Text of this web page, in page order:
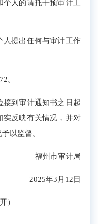
人的请托干预审计工
提出任何与审计工作
。
到审计通知书之日起
实反映有关情况，并对
以监督。
福州市审计局
2025年3月12日
）